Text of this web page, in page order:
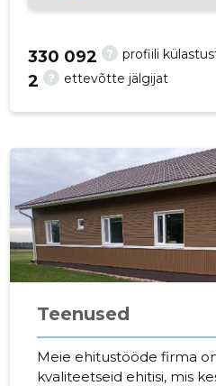
? profiili
330 092
? ettevõtte jälgijat
2
Teenused
Meie ehitustööde firma
kvaliteetseid ehitisi, mis